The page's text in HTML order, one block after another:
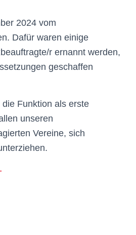
2024 vom
Dafür waren einige
r ernannt werden,
geschaffen
die Funktion als erste
unseren
Vereine, sich